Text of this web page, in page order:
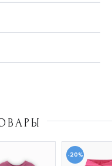
-20%